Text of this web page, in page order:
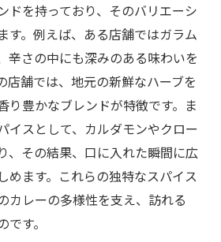
ドを持っており、そのバリエーシ
す。例えば、ある店舗ではガラム
辛さの中にも深みのある味わいを
店舗では、地元の新鮮なハーブを
り豊かなブレンドが特徴です。ま
イスとして、カルダモンやクロー
、その結果、口に入れた瞬間に広
めます。これらの独特なスパイス
カレーの多様性を支え、訪れる
す。